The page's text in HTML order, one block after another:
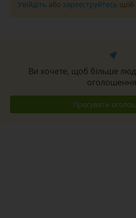
Увійдіть або зареєструйтесь щоб
Ви хочете, щоб більше
Просувати